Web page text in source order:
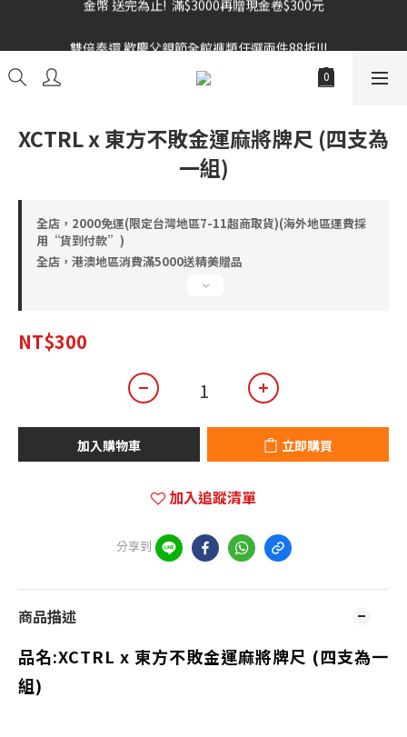
XCTRL x 東方不敗金運麻將牌尺 (四支為
一組)
全店，2000免運(限定台灣地區7-11超商取貨)(海外地區運費採
用“貨到付款”)
全店，港澳地區消費滿5000送精美贈品
NT$300
加入購物車 立即購買
加入追蹤清單
分享到
商品描述
品名:XCTRL x 東方不敗金運麻將牌尺 (四支為一
組)